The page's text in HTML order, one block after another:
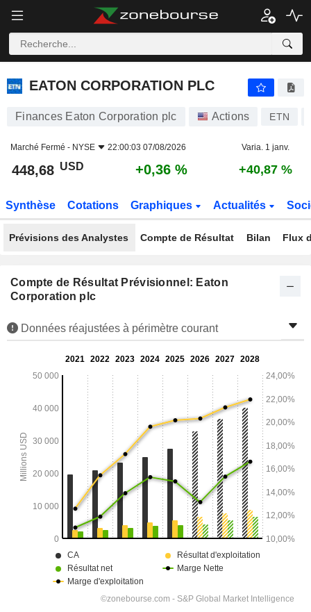
EATON CORPORATION PLC
EATON CORPORATION PLC
Finances Eaton Corporation plc Actions ETN
Marché Fermé - NYSE 22:00:03 07/08/2026 Varia. 1 janv.
448,68 USD +0,36 % +40,87 %
Synthèse Cotations Graphiques Actualités
Prévisions des Analystes Compte de Résultat Bilan Flux
Compte de Résultat Prévisionnel: Eaton
Corporation plc
Données réajustées à périmètre courant